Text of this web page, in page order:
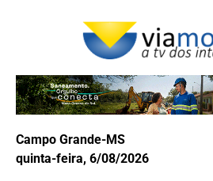
Campo Grande-MS
quinta-feira, 6/08/2026